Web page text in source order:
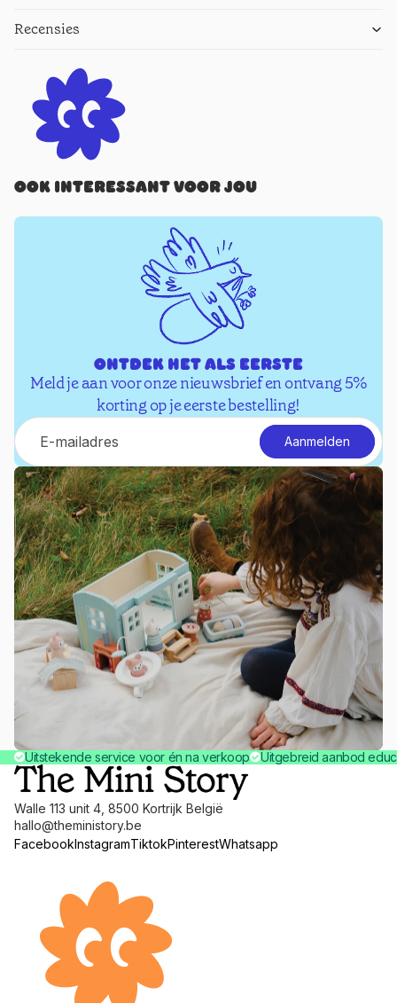
Recensies
Ook interessant voor jou
Ontdek het als eerste
Meld je aan voor onze nieuwsbrief en ontvang 5%
korting op je eerste bestelling!
E-mail
Aanmelden
Uitstekende service voor én na verkoop Uitgebreid aanbod
Walle 113 unit 4, 8500 Kortrijk België
hallo@theministory.be
FacebookInstagramTiktokPinterestWhatsapp